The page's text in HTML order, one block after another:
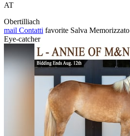
AT
Obertilliach
mail Contatti favorite Salva Memorizzato
Eye-catcher